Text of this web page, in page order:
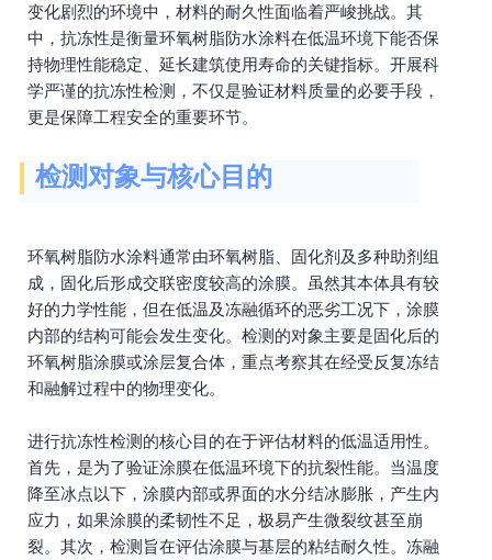
变化剧烈的环境中，材料的耐久性面临着严峻挑战。其
中，抗冻性是衡量环氧树脂防水涂料在低温环境下能否保
持物理性能稳定、延长建筑使用寿命的关键指标。开展科
学严谨的抗冻性检测，不仅是验证材料质量的必要手段，
更是保障工程安全的重要环节。
检测对象与核心目的
环氧树脂防水涂料通常由环氧树脂、固化剂及多种助剂组
成，固化后形成交联密度较高的涂膜。虽然其本体具有较
好的力学性能，但在低温及冻融循环的恶劣工况下，涂膜
内部的结构可能会发生变化。检测的对象主要是固化后的
环氧树脂涂膜或涂层复合体，重点考察其在经受反复冻结
和融解过程中的物理变化。
进行抗冻性检测的核心目的在于评估材料的低温适用性。
首先，是为了验证涂膜在低温环境下的抗裂性能。当温度
降至冰点以下，涂膜内部或界面的水分结冰膨胀，产生内
应力，如果涂膜的柔韧性不足，极易产生微裂纹甚至崩
裂。其次，检测旨在评估涂膜与基层的粘结耐久性。冻融